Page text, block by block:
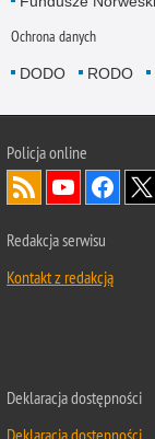
Ochrona danych
DODO RODO
Policjaonline
Redakcja serwisu
Kontakt z redakcją
Deklaracja dostępności
Deklaracja dostępności